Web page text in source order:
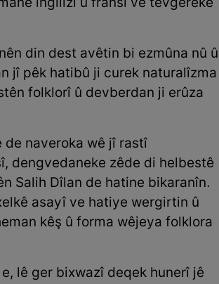
îngilîzî û fransî ve tevgereke
din dest avêtin bi ezmûna nû û
jî pêk hatibû ji curek naturalîzma
folklorî û devberdan ji erûza
naveroka wê jî rastî
dengvedaneke zêde di helbestê
Salih Dîlan de hatine bikaranîn.
asayî ve hatiye wergirtin û
kêş û forma wêjeya folklora
lê ger bixwazî deqek hunerî jê